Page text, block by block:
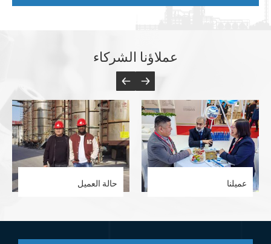
عملاؤنا الشركاء
عميلنا حالة العميل